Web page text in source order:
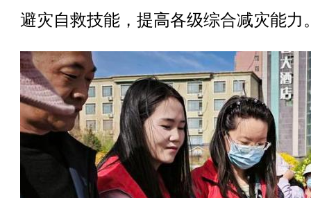
避灾自救技能，提高各级综合减灾能力